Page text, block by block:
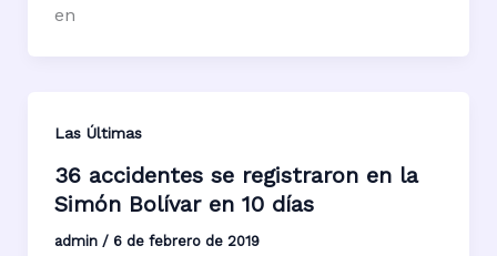
en
Las Últimas
36 accidentes se registraron en la
Simón Bolívar en 10 días
admin / 6 de febrero de 2019